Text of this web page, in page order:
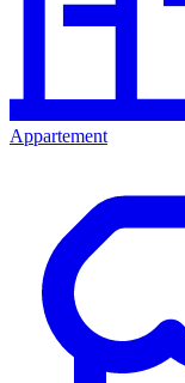
Appartement